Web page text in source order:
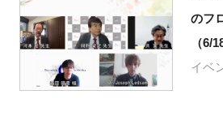
のフ
（6/
イベ